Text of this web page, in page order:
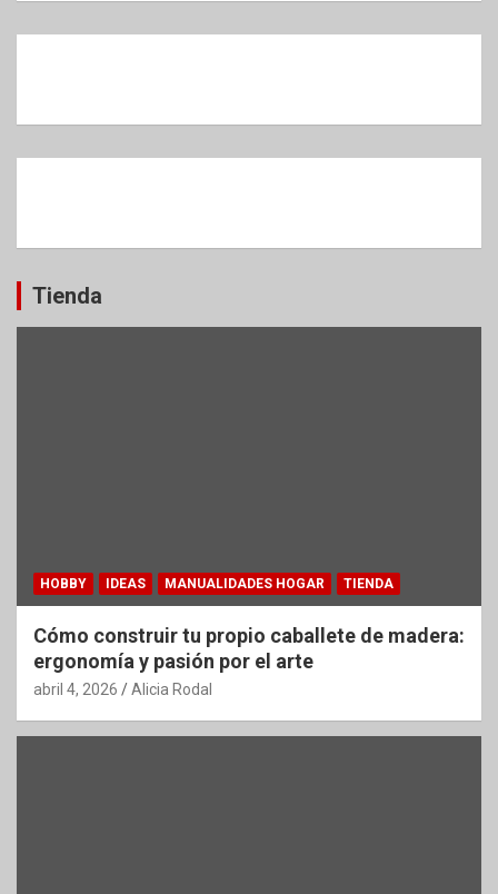
Tienda
HOBBY IDEAS MANUALIDADES HOGAR TIENDA
Cómo construir tu propio caballete de madera:
ergonomía y pasión por el arte
abril 4, 2026 Alicia Rodal